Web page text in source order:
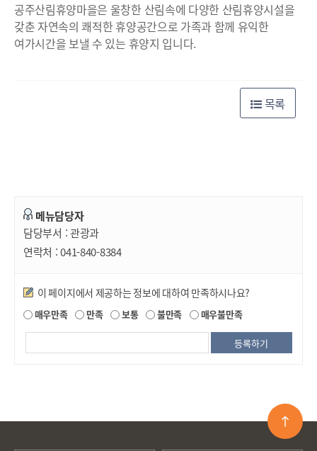
공주산림휴양마을은 울창한 산림속에 다양한 산림휴양시설을
갖춘 자연속의 쾌적한 휴양공간으로 가족과 함께 유익한
여가시간을 보낼 수 있는 휴양지 입니다.
목록
메뉴담당자
담당부서 :관광과
연락처 :041-840-8384
만족도조사
이 페이지에서 제공하는 정보에 대하여 만족하시나요?
매우만족 만족 보통 불만족 매우불만족